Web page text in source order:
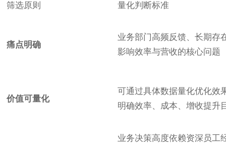
筛选原则 量化判断标准
痛点明确
业务部门高频反馈、长期存
影响效率与营收的核心问题
价值可量化
可通过具体数据量化优化效
明确效率、成本、增收提升
业务决策高度依赖资深员工